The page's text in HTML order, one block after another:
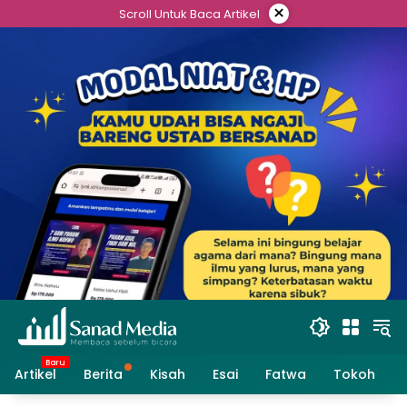
to
Scroll Untuk Baca Artikel ×
Artikel Berita Kisah Esai Fatwa Tokoh